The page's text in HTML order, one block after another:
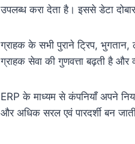
उपलब्ध करा देता है। इससे डेटा
ग्राहक के सभी पुराने ट्रिप, भुगतान,
ग्राहक सेवा की गुणवत्ता बढ़ती है
ERP के माध्यम से कंपनियाँ अपने
और अधिक सरल एवं पारदर्शी बन